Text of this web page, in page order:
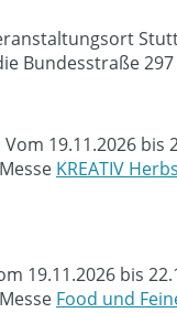
Bundesstraße
19.11.2026
KREATIV
19.11.2026 bis
Food und